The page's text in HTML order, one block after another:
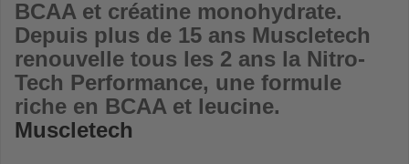
BCAA et créatine monohydrate.
Depuis plus de 15 ans Muscletech
renouvelle tous les 2 ans la Nitro-
Tech Performance, une formule
riche en BCAA et leucine.
Muscletech